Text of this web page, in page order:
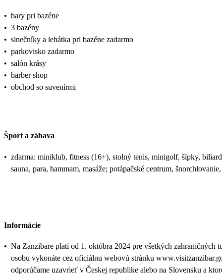
• bary pri bazéne
• 3 bazény
• slnečníky a lehátka pri bazéne zadarmo
• parkovisko zadarmo
• salón krásy
• barber shop
• obchod so suvenírmi
Šport a zábava
• zdarma: miniklub, fitness (16+), stolný tenis, minigolf, šípky,
sauna, para, hammam, masáže; potápačské centrum,
Informácie
• Na Zanzibare platí od 1. októbra 2024 pre všetkých
osobu vykonáte cez oficiálnu webovú stránku
odporúčame uzavrieť v Českej republike alebo na Slovensku a